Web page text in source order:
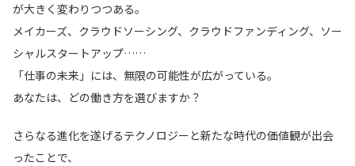
が大きく変わりつつある。
メイカーズ、クラウドソーシング、クラウドファンディング、ソー
シャルスタートアップ……
「仕事の未来」には、無限の可能性が広がっている。
あなたは、どの働き方を選びますか？
さらなる進化を遂げるテクノロジーと新たな時代の価値観が出会
ったことで、